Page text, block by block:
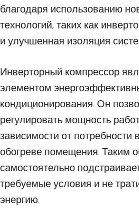
благодаря использованию
технологий, таких как
и улучшенная изоляция
Инверторный компрессор
элементом
кондиционирования. Он
регулировать мощность
зависимости от потребности
обогреве помещения. Таким
самостоятельно
требуемые условия и не
энергию.